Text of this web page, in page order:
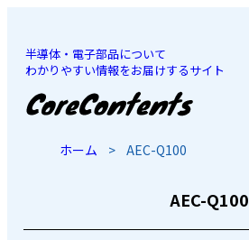
半導体・電子部品について
わかりやすい情報をお届けするサイト
JP
ホーム > AEC-Q100
AEC-Q100